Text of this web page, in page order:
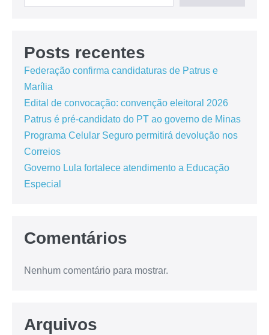
Posts recentes
Federação confirma candidaturas de Patrus e
Marília
Edital de convocação: convenção eleitoral 2026
Patrus é pré-candidato do PT ao governo de Minas
Programa Celular Seguro permitirá devolução nos
Correios
Governo Lula fortalece atendimento a Educação
Especial
Comentários
Nenhum comentário para mostrar.
Arquivos